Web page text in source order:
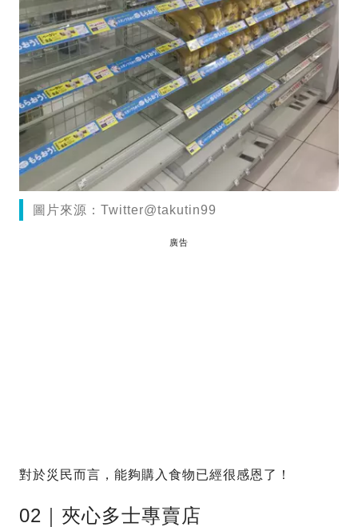
圖片來源：Twitter@takutin99
廣告
對於災民而言，能夠購入食物已經很感恩了！
02｜夾心多士專賣店